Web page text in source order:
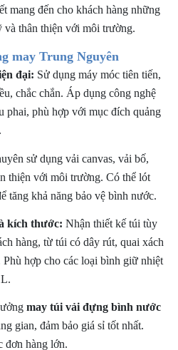
mang đến cho khách hàng những
và thân thiện với môi trường.
may Trung Nguyên
đại: Sử dụng máy móc tiên tiến,
chắc chắn. Áp dụng công nghệ
phai, phù hợp với mục đích quảng
sử dụng vải canvas, vải bố,
thiện với môi trường. Có thể lót
tăng khả năng bảo vệ bình nước.
kích thước: Nhận thiết kế túi tùy
hàng, từ túi có dây rút, quai xách
hợp cho các loại bình giữ nhiệt
may túi vải đựng bình nước
gian, đảm bảo giá sỉ tốt nhất.
đơn hàng lớn.